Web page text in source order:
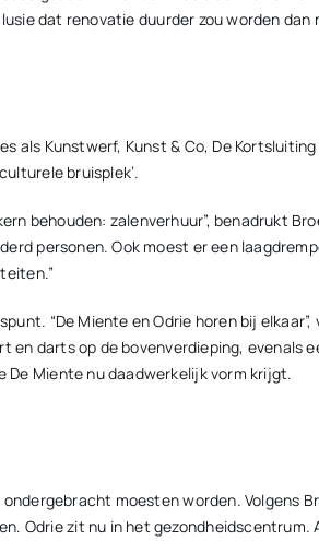
dat renovatie duurder zou worden dan
als Kunstwerf, Kunst & Co, De
bruisplek’.
behouden: zalenverhuur”, benadrukt
personen. Ook moest er een
“De Miente en Odrie horen bij
darts op de bovenverdieping, evenals
De Miente nu daadwerkelijk vorm krijgt.
moesten worden. Volgens
Odrie zit nu in het